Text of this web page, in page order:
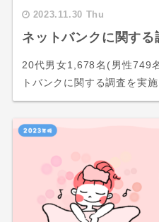
2023.11.30 Thu
ネットバンクに関する
20代男女1,678名(男性749
トバンクに関する調査を実施